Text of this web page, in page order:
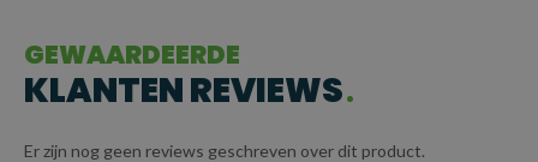
eenvoudig aan specifieke eisen worden aangepast. Zo wordt elke
lading veilig en betrouwbaar getransporteerd.
GEWAARDEERDE
KLANTEN REVIEWS
Er zijn nog geen reviews geschreven over dit product.